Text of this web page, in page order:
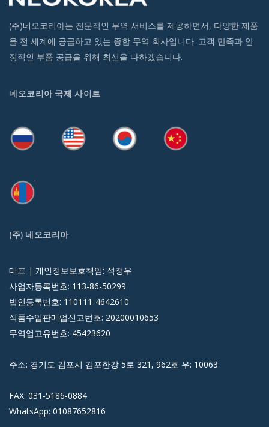
(주)네오코리아는 전문적인 무역 서비스를 제공하면서, 다양한 제품
을 전 세계에 공급하고 있는 종합 무역 회사입니다. 고객 만족과 안
정적인 부품 공급을 위해 최선을 다하겠습니다.
네오코리아 국제 사이트
(주) 네오코리아
대표 | 개인정보보호책임: 석정우
사업자등록번호: 113-86-50299
법인등록번호: 110111-4642610
식품수입판매업신고번호: 20200010653
무역업고유번호: 45423620
주소: 경기도 김포시 김포한강 5로 321, 962호 우: 10063
FAX: 031-5186-0884
WhatsApp: 01087652816